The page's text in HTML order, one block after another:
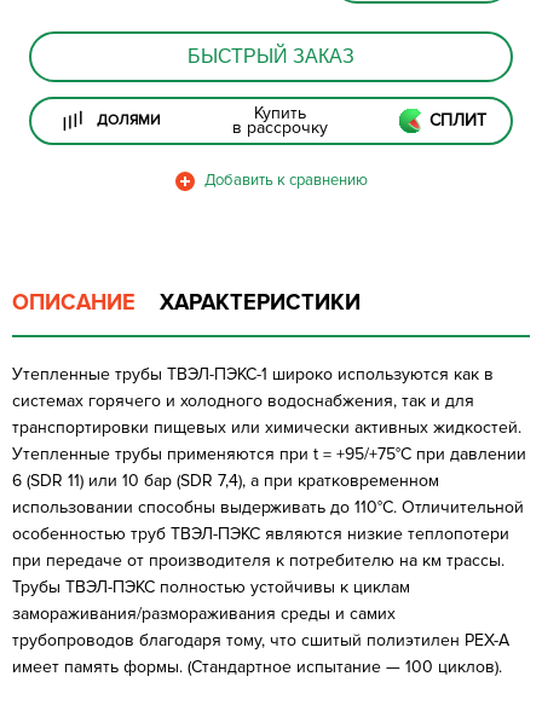
БЫСТРЫЙ ЗАКАЗ
ДОЛЯМИ Купить
в рассрочку СПЛИТ
ОПИСАНИЕ ХАРАКТЕРИСТИКИ
Утепленные трубы ТВЭЛ-ПЭКС-1 широко используются как в
системах горячего и холодного водоснабжения, так и для
транспортировки пищевых или химически активных жидкостей.
Утепленные трубы применяются при t = +95/+75°C при давлении
6 (SDR 11) или 10 бар (SDR 7,4), а при кратковременном
использовании способны выдерживать до 110°C. Отличительной
особенностью труб ТВЭЛ-ПЭКС являются низкие теплопотери
при передаче от производителя к потребителю на км трассы.
Трубы ТВЭЛ-ПЭКС полностью устойчивы к циклам
замораживания/размораживания среды и самих
трубопроводов благодаря тому, что сшитый полиэтилен PEX-A
имеет память формы. (Стандартное испытание — 100 циклов).